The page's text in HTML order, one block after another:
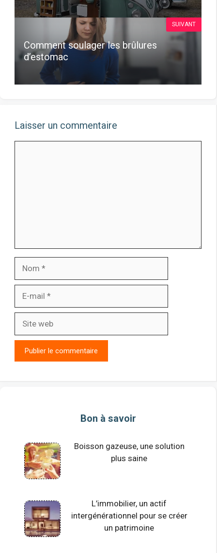
Comment soulager les brûlures
d’estomac
SUIVANT
Laisser un commentaire
Bon à savoir
Boisson gazeuse, une solution
plus saine
L’immobilier, un actif
intergénérationnel pour se créer
un patrimoine